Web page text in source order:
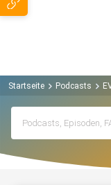
Startseite Podcasts